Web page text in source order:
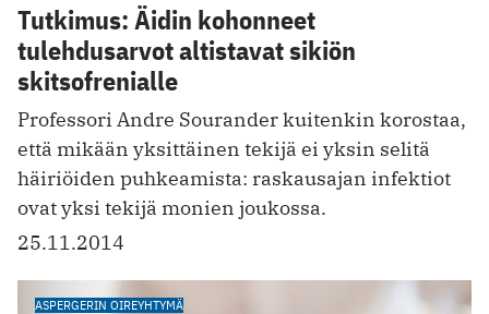
Tutkimus: Äidin kohonneet
tulehdusarvot altistavat sikiön
skitsofrenialle
Professori Andre Sourander kuitenkin korostaa,
että mikään yksittäinen tekijä ei yksin selitä
häiriöiden puhkeamista: raskausajan infektiot
ovat yksi tekijä monien joukossa.
25.11.2014
ASPERGERIN OIREYHTYMÄ